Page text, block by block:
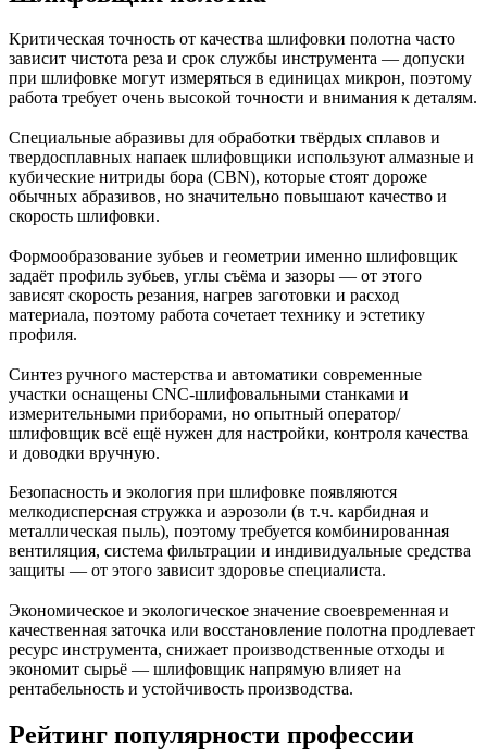
Критическая точность от качества шлифовки полотна часто
зависит чистота реза и срок службы инструмента — допуски
при шлифовке могут измеряться в единицах микрон, поэтому
работа требует очень высокой точности и внимания к деталям.
Специальные абразивы для обработки твёрдых сплавов и
твердосплавных напаек шлифовщики используют алмазные и
кубические нитриды бора (CBN), которые стоят дороже
обычных абразивов, но значительно повышают качество и
скорость шлифовки.
Формообразование зубьев и геометрии именно шлифовщик
задаёт профиль зубьев, углы съёма и зазоры — от этого
зависят скорость резания, нагрев заготовки и расход
материала, поэтому работа сочетает технику и эстетику
профиля.
Синтез ручного мастерства и автоматики современные
участки оснащены CNC-шлифовальными станками и
измерительными приборами, но опытный оператор/
шлифовщик всё ещё нужен для настройки, контроля качества
и доводки вручную.
Безопасность и экология при шлифовке появляются
мелкодисперсная стружка и аэрозоли (в т.ч. карбидная и
металлическая пыль), поэтому требуется комбинированная
вентиляция, система фильтрации и индивидуальные средства
защиты — от этого зависит здоровье специалиста.
Экономическое и экологическое значение своевременная и
качественная заточка или восстановление полотна продлевает
ресурс инструмента, снижает производственные отходы и
экономит сырьё — шлифовщик напрямую влияет на
рентабельность и устойчивость производства.
Рейтинг популярности профессии